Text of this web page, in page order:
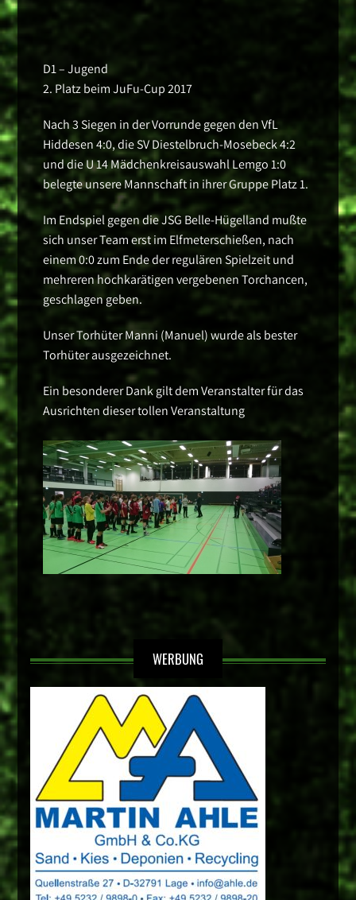
D1 – Jugend
2. Platz beim JuFu-Cup 2017
Nach 3 Siegen in der Vorrunde gegen den VfL
Hiddesen 4:0, die SV Diestelbruch-Mosebeck 4:2
und die U 14 Mädchenkreisauswahl Lemgo 1:0
belegte unsere Mannschaft in ihrer Gruppe Platz 1.
Im Endspiel gegen die JSG Belle-Hügelland mußte
sich unser Team erst im Elfmeterschießen, nach
einem 0:0 zum Ende der regulären Spielzeit und
mehreren hochkarätigen vergebenen Torchancen,
geschlagen geben.
Unser Torhüter Manni (Manuel) wurde als bester
Torhüter ausgezeichnet.
Ein besonderer Dank gilt dem Veranstalter für das
Ausrichten dieser tollen Veranstaltung
WERBUNG